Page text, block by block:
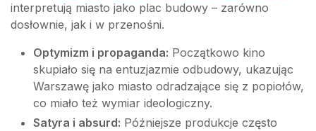
interpretują miasto jako plac budowy – zarówno
dosłownie, jak i w przenośni.
Optymizm i propaganda: Początkowo kino
skupiało się na entuzjazmie odbudowy, ukazując
Warszawę jako miasto odradzające się z popiołów,
co miało też wymiar ideologiczny.
Satyra i absurd: Późniejsze produkcje często